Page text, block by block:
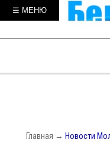
☰ МЕНЮ
Главная → Новости